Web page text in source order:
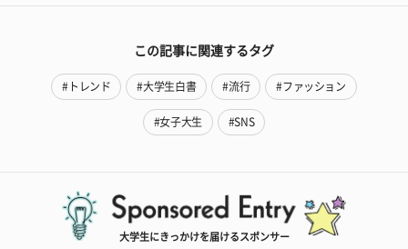
この記事に関連するタグ
#トレンド #大学生白書 #流行 #ファッション
#女子大生 #SNS
大学生にきっかけを届けるスポンサー